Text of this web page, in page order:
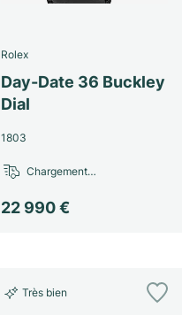
Rolex
Day-Date 36 Buckley
Dial
1803
22 990 €
Chargement…
Très bien